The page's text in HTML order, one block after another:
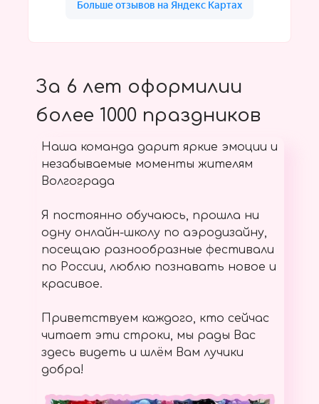
За 6 лет оформилии
более 1000 праздников
Наша команда дарит яркие эмоции и
незабываемые моменты жителям
Волгограда
Я постоянно обучаюсь, прошла ни
одну онлайн-школу по аэродизайну,
посещаю разнообразные фестивали
по России, люблю познавать новое и
красивое.
Приветствуем каждого, кто сейчас
читает эти строки, мы рады Вас
здесь видеть и шлём Вам лучики
добра!